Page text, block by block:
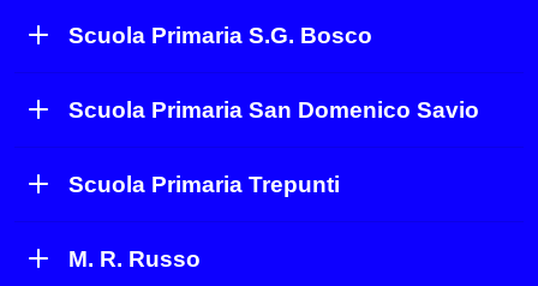
Scuola Primaria S.G. Bosco
Scuola Primaria San Domenico Savio
Scuola Primaria Trepunti
M. R. Russo